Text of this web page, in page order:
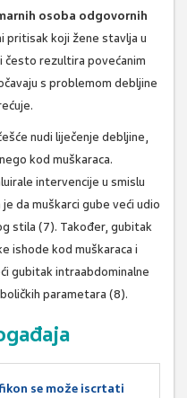
osoba odgovornih
pritisak koji žene stavlja u
često rezultira povećanim
s problemom debljine
nudi liječenje debljine,
kod muškaraca.
intervencije u smislu
da muškarci gube veći udio
stila (7). Također, gubitak
ishode kod muškaraca i
gubitak intraabdominalne
parametara (8).
se može iscrtati